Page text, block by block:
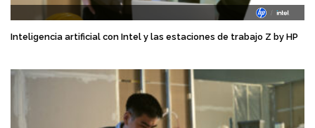
Inteligencia artificial con Intel y las estaciones de trabajo Z by HP